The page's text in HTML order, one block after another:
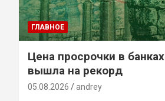
ГЛАВНОЕ
Цена просрочки в банках
вышла на рекорд
05.08.2026 andrey